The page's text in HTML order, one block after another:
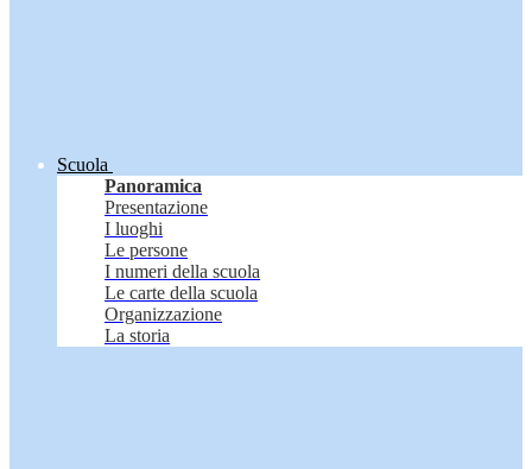
Scuola
Panoramica
Presentazione
I luoghi
Le persone
I numeri della scuola
Le carte della scuola
Organizzazione
La storia